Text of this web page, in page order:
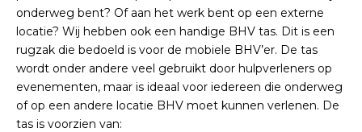
onderweg bent? Of aan het werk bent op een externe
locatie? Wij hebben ook een handige BHV tas. Dit is een
rugzak die bedoeld is voor de mobiele BHV’er. De tas
wordt onder andere veel gebruikt door hulpverleners op
evenementen, maar is ideaal voor iedereen die onderweg
of op een andere locatie BHV moet kunnen verlenen. De
tas is voorzien van: